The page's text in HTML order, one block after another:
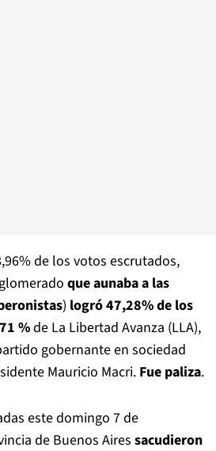
de los votos escrutados,
que aunaba a las
) logró 47,28% de los
%de La Libertad Avanza (LLA),
gobernante en sociedad
Mauricio Macri.Fue paliza.
este domingo 7 de
de Buenos Airessacudieron